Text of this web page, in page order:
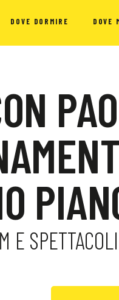
DOVE DORMIRE DOVE
E SPETTACOLI